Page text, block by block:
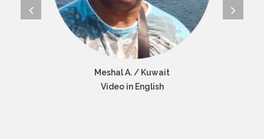
Meshal A. / Kuwait
Video in English